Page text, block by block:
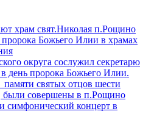
храм свят.Николая п.Рощино
Божьего Илии в храмах
округа сослужил секретарю
день пророка Божьего Илии.
святых отцов шести
были совершены в п.Рощино
симфонический концерт в